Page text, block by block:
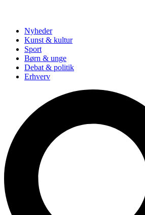
Nyheder
Kunst & kultur
Sport
Børn & unge
Debat & politik
Erhverv